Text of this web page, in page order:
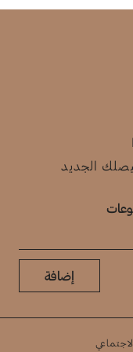
ليصلك الجديد
إضافة